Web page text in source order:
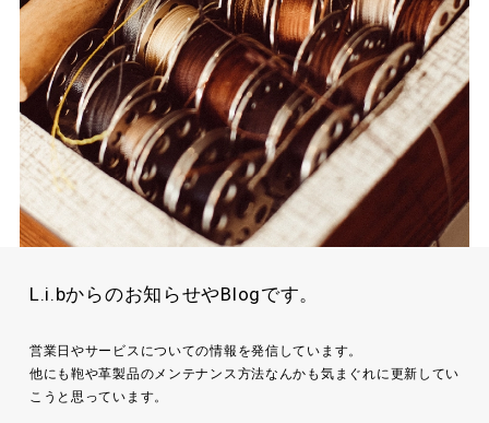
L.i.bからのお知らせやBlogです。
営業日やサービスについての情報を発信しています。
他にも鞄や革製品のメンテナンス方法なんかも気まぐれに更新してい
こうと思っています。